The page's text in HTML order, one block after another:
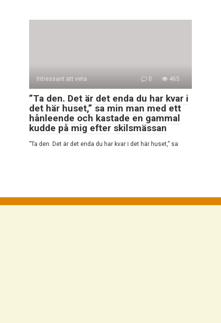
Intressant att veta 0 465
”Ta den. Det är det enda du har kvar i
det här huset,” sa min man med ett
hånleende och kastade en gammal
kudde på mig efter skilsmässan
”Ta den. Det är det enda du har kvar i det här huset,” sa